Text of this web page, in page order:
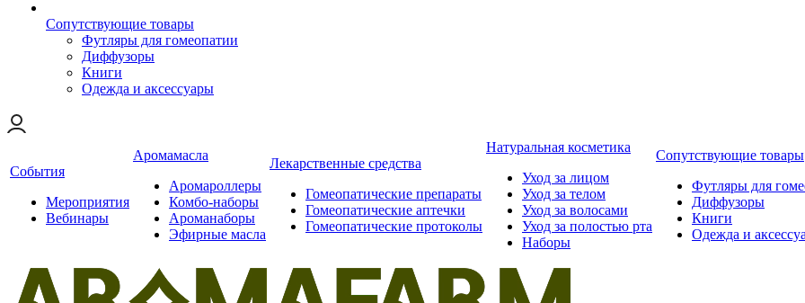
Сопутствующие товары
Футляры для гомеопатии
Диффузоры
Книги
Одежда и аксессуары
События
Мероприятия
Вебинары
Аромамасла
Аромароллеры
Комбо-наборы
Ароманаборы
Эфирные масла
Лекарственные средства
Гомеопатические препараты
Гомеопатические аптечки
Гомеопатические протоколы
Натуральная косметика
Уход за лицом
Уход за телом
Уход за волосами
Уход за полостью рта
Наборы
Сопутствующие товары
Футляры для
Диффузоры
Книги
Одежда и